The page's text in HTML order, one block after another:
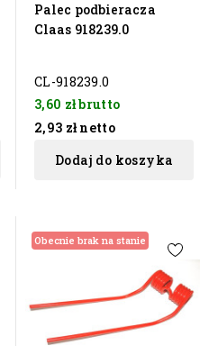
Palec podbieracza
Claas 918239.0
CL-918239.0
3,60 złbrutto
2,93 zł netto
Dodaj do koszyka
Obecnie brak na stanie